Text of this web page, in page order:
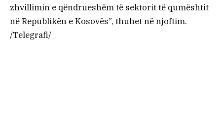
zhvillimin e qëndrueshëm të sektorit të qumështit
në Republikën e Kosovës”, thuhet në njoftim.
/Telegrafi/